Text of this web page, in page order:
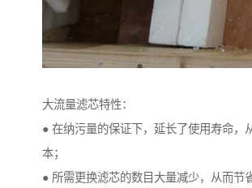
大流量滤芯特性：
● 在纳污量的保证下，延长了使用寿命，
本；
● 所需更换滤芯的数目大量减少，从而节